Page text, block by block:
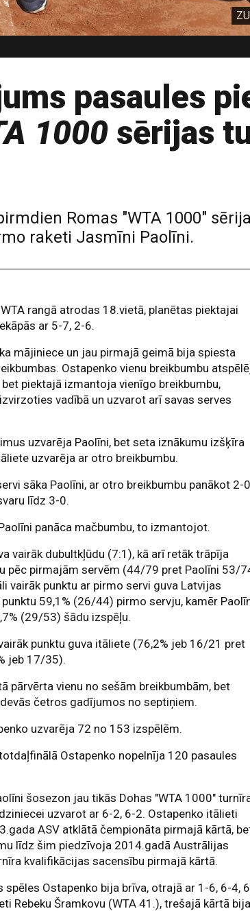
pasaules
1000 sērijas
Romas "WTA 1000"
raketi Jasmīni Paolīni.
rangā atrodas 18.vietā, planētas piektajai
ar 5-7, 2-6.
mājiniece un jau pirmajā geimā bija spiesta
Ostapenko vienu breikbumbu
piektajā izmantoja vienīgo breikbumbu,
vadībā un uzvarot arī savas serves
uzvarēja Paolīni, bet seta iznākumu izšķīra
uzvarēja ar otro breikbumbu.
sāka Paolīni, ar otro breikbumbu panākot 2-0
līdz 3-0.
panāca mačbumbu, to izmantojot.
vairāk dubultkļūdu (7:1), kā arī retāk trāpīja
pēc pirmajām servēm (44/79 pret Paolīni 53/
vairāk punktu ar pirmo servi guva Latvijas
59,1% (26/44) pirmo servju, kamēr
(29/53) šādu izspēļu.
punktu guva itāliete (76,2% jeb 16/21 pret
jeb 17/35).
pārvērta vienu no sešām breikbumbām, bet
četros gadījumos no septiņiem.
uzvarēja 72 no 153 izspēlēm.
Ostapenko nopelnīja 120 pasaules
šosezon jau tikās Dohas "WTA 1000"
uzvarot ar 6-2, 6-2. Ostapenko itālieti
ASV atklātā čempionāta pirmajā kārtā,
līdz šim piedzīvoja 2014.gadā Austrālijas
kvalifikācijas sacensību pirmajā kārtā.
spēles Ostapenko bija brīva, otrajā ar 1-6, 6-4,
Rebeku Šramkovu (WTA 41.), trešajā kārtā